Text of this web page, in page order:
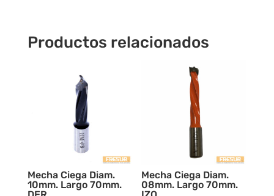
Productos relacionados
Mecha Ciega Diam.
10mm. Largo 70mm.
Mecha Ciega Diam.
08mm. Largo 70mm.